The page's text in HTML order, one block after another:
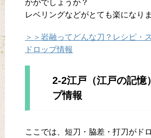
かがでしょうか？
レベリングなどがとても楽になり
＞＞岩融ってどんな刀？レシピ・
ドロップ情報
2-2江戸（江戸の記憶
プ情報
ここでは、短刀・脇差・打刀がド